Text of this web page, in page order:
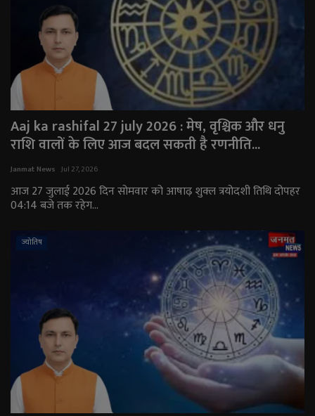
Aaj ka rashifal 27 july 2026 : मेष, वृश्चिक और धनु
राशि वालों के लिए आज बदल सकती है रणनीति...
Janmat News Jul 27, 2026
आज 27 जुलाई 2026 दिन सोमवार को आषाढ़ शुक्ल त्रयोदशी तिथि दोपहर
04:14 बजे तक रहेग...
ज्योतिष